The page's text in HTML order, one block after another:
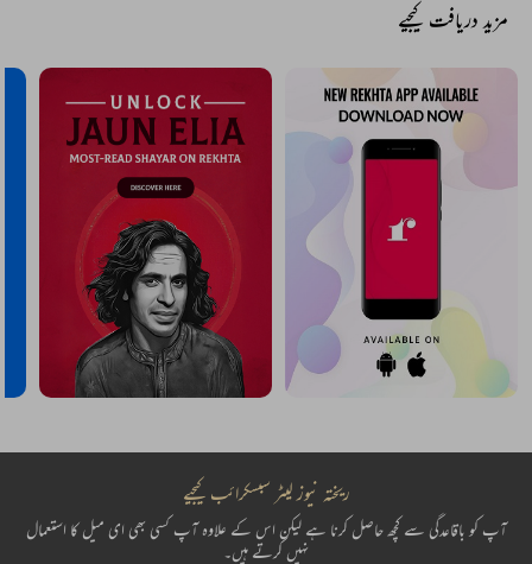
مزید دریافت کیجیے
ریختہ نیوز لیٹر سبسکرائب کیجیے
آپ کو باقاعدگی سے کچھ حاصل کرنا ہے لیکن اس کے علاوہ آپ کسی بھی ای میل کا استعمال
نہیں کرتے ہیں۔